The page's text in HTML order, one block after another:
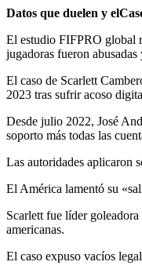
Datos que duelen y
El estudio FIFPRO global
jugadoras fueron
El caso de Scarlett
2023 tras sufrir acoso
Desde julio 2022, José
soporto más todas las
Las autoridades aplicaron
El América lamentó su
Scarlett fue líder
americanas.
El caso expuso vacíos